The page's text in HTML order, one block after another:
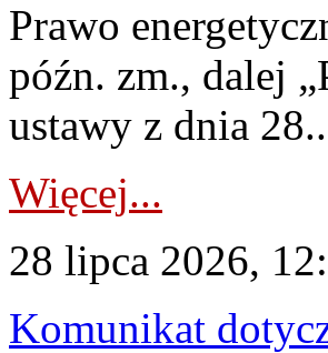
Prawo
późn. zm., dalej
ustawy z dnia
Więcej...
28 lipca 2026,
Komunikat